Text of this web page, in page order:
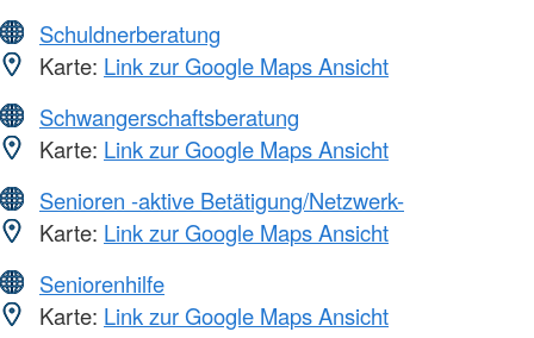
Schuldnerberatung
Karte: Link zur Google Maps Ansicht
Schwangerschaftsberatung
Karte: Link zur Google Maps Ansicht
Senioren -aktive Betätigung/Netzwerk-
Karte: Link zur Google Maps Ansicht
Seniorenhilfe
Karte: Link zur Google Maps Ansicht